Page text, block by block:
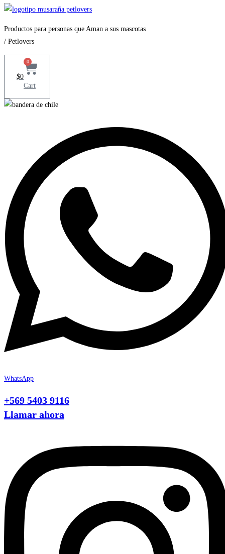
Productos para personas que Aman a sus mascotas
/ Petlovers
$0
0
Cart
WhatsApp
+569 5403 9116
Llamar ahora